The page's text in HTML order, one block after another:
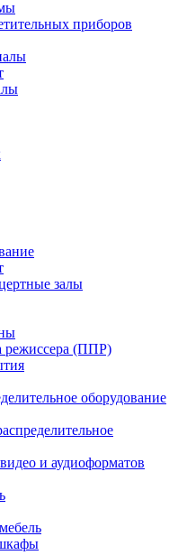
приборов
залы
режиссера (ППР)
оборудование
и аудиоформатов